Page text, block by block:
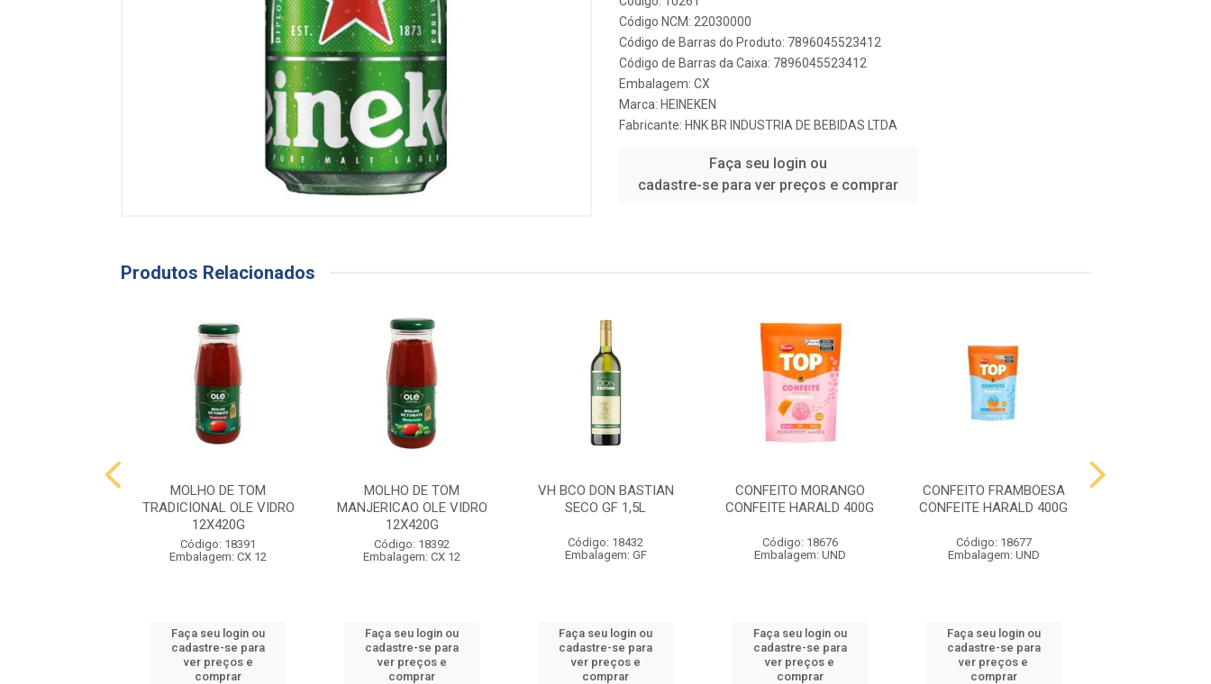
Código NCM: 22030000
Código de Barras do Produto: 7896045523412
Código de Barras da Caixa: 7896045523412
Embalagem: CX
Marca: HEINEKEN
Fabricante: HNK BR INDUSTRIA DE BEBIDAS LTDA
Faça seu login ou
cadastre-se para ver preços e comprar
Produtos Relacionados
MOLHO DE TOM
TRADICIONAL OLE VIDRO
12X420G
Código: 18391
Embalagem: CX 12
Faça seu login ou
cadastre-se para
ver preços e
comprar
MOLHO DE TOM
MANJERICAO OLE VIDRO
12X420G
Código: 18392
Embalagem: CX 12
Faça seu login ou
cadastre-se para
ver preços e
comprar
VH BCO DON BASTIAN
SECO GF 1,5L
Código: 18432
Embalagem: GF
Faça seu login ou
cadastre-se para
ver preços e
comprar
CONFEITO MORANGO
CONFEITE HARALD 400G
Código: 18676
Embalagem: UND
Faça seu login ou
cadastre-se para
ver preços e
comprar
CONFEITO FRAMBOESA
CONFEITE HARALD 400G
Código: 18677
Embalagem: UND
Faça seu login ou
cadastre-se para
ver preços e
comprar